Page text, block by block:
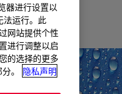
器进行设置以
法运行。此
网站提供个性
进行调整以启
的选择的更多
。
隐私声明